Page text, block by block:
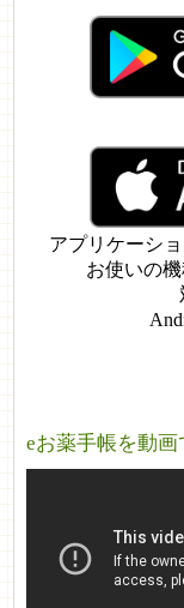
アプリケーシ
お使いの
eお薬手帳を動画